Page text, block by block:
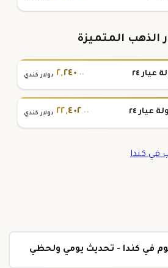
الذهب المتميزة
٢,٢٤٠.٠٠ دولار كندي
٢٢,٤٠٢.٠٠ دولار كندي
في كندا
في كندا - تحديث يومي ولحظي